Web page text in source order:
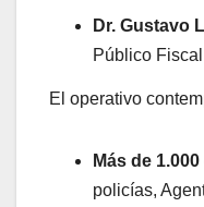
Dr. Gustavo
Público
El operativo
Más de
policías,